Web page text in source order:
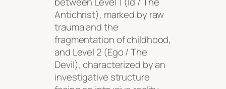
Antichrist), marked by raw
trauma and the
fragmentation of childhood,
and Level 2 (Ego / The
Devil), characterized by an
investigative structure